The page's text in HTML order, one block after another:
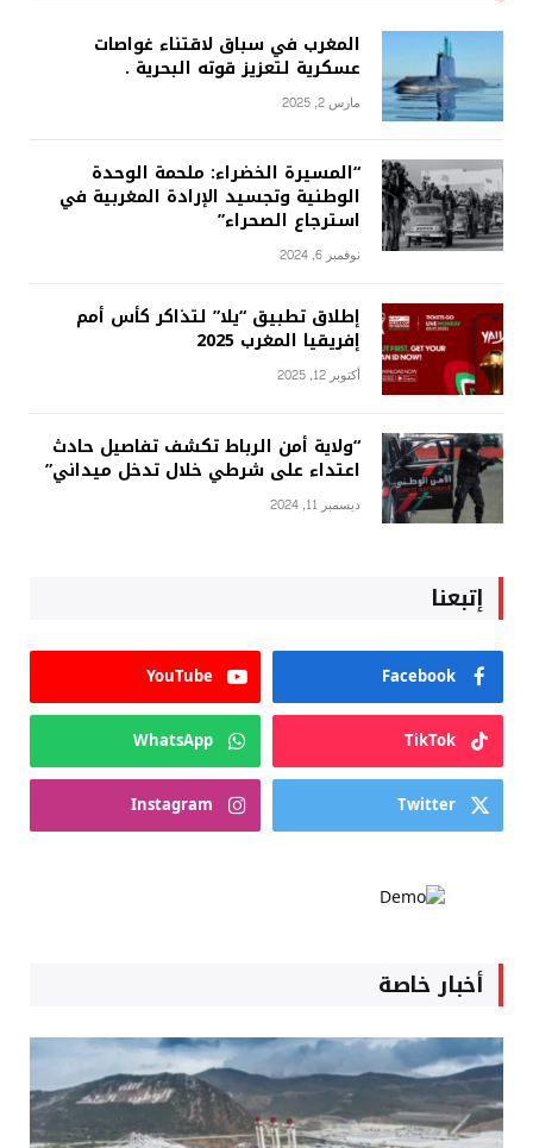
المغرب في سباق لاقتناء غواصات
عسكرية لتعزيز قوته البحرية .
مارس 2, 2025
“المسيرة الخضراء: ملحمة الوحدة
الوطنية وتجسيد الإرادة المغربية في
استرجاع الصحراء”
نوفمبر 6, 2024
إطلاق تطبيق “يلا” لتذاكر كأس أمم
إفريقيا المغرب 2025
أكتوبر 12, 2025
“ولاية أمن الرباط تكشف تفاصيل حادث
اعتداء على شرطي خلال تدخل ميداني”
ديسمبر 11, 2024
إتبعنا
Facebook
YouTube
TikTok
WhatsApp
Twitter
Instagram
أخبار خاصة